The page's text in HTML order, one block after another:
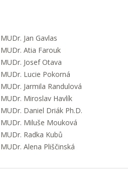
MUDr. Jan Gavlas
MUDr. Atia Farouk
MUDr. Josef Otava
MUDr. Lucie Pokorná
MUDr. Jarmila Randulová
MUDr. Miroslav Havlík
MUDr. Daniel Driák Ph.D.
MUDr. Miluše Mouková
MUDr. Radka Kubů
MUDr. Alena Pliščinská